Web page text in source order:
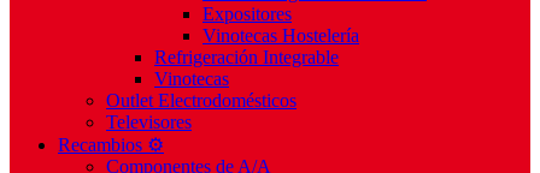
Expositores
Vinotecas Hostelería
Refrigeración Integrable
Vinotecas
Outlet Electrodomésticos
Televisores
Recambios ⚙️
Componentes de A/A